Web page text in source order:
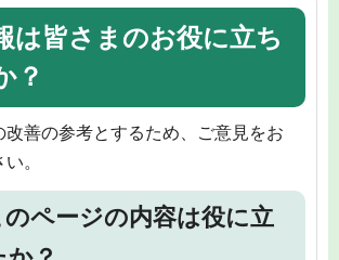
は皆さまのお役に立ち
？
改善の参考とするため、ご意見をお
。
ページの内容は役に立